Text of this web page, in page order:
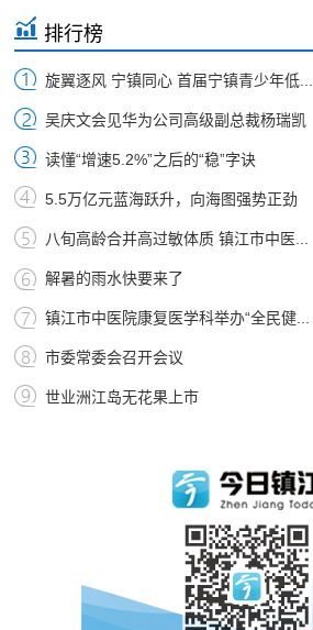
排行榜
旋翼逐风 宁镇同心 首届宁镇青少年低...
吴庆文会见华为公司高级副总裁杨瑞凯
读懂“增速5.2%”之后的“稳”字诀
5.5万亿元蓝海跃升，向海图强势正劲
八旬高龄合并高过敏体质 镇江市中医...
解暑的雨水快要来了
镇江市中医院康复医学科举办“全民健...
市委常委会召开会议
世业洲江岛无花果上市